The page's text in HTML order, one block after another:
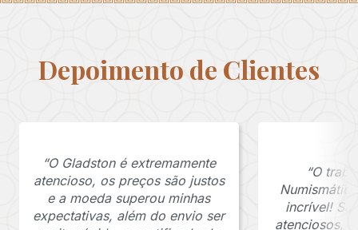
Depoimento de Clientes
“O Gladston é extremamente
atencioso, os preços são justos
e a moeda superou minhas
expectativas, além do envio ser
“O
incrível!
atenciosos,